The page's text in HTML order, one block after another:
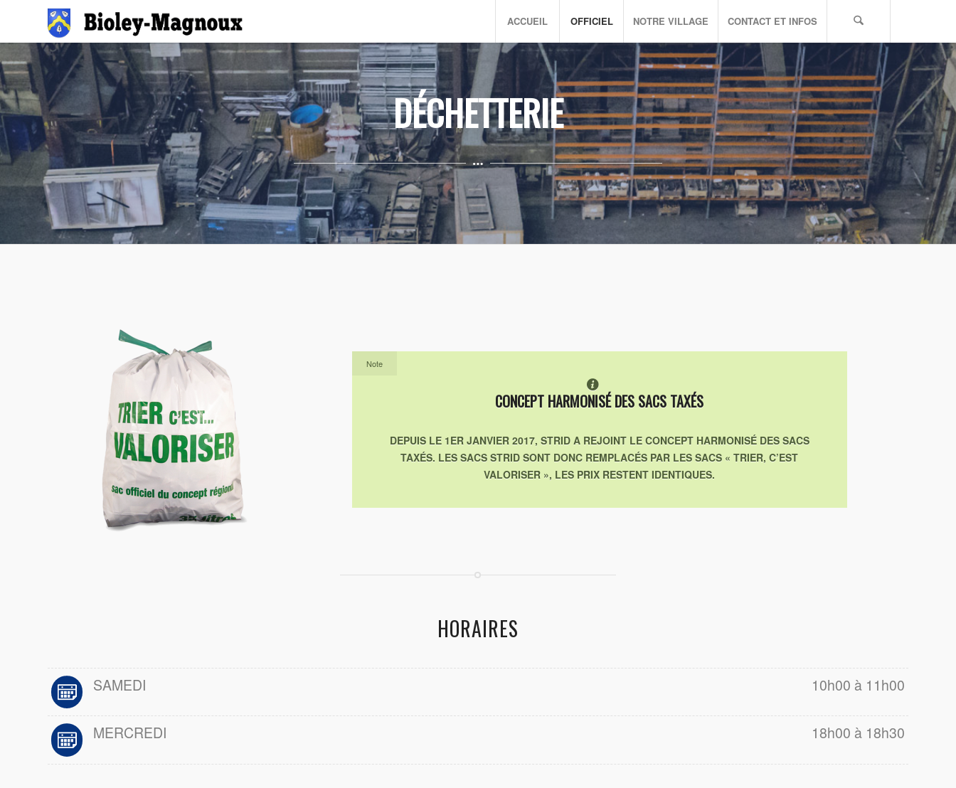
ACCUEIL OFFICIEL NOTRE VILLAGE CONTACT ET INFOS
DÉCHETTERIE
Note
CONCEPT HARMONISÉ DES SACS TAXÉS
DEPUIS LE 1ER JANVIER 2017, STRID A REJOINT LE CONCEPT HARMONISÉ DES SACS
TAXÉS. LES SACS STRID SONT DONC REMPLACÉS PAR LES SACS « TRIER, C’EST
VALORISER », LES PRIX RESTENT IDENTIQUES.
HORAIRES
SAMEDI 10h00 à 11h00
MERCREDI 18h00 à 18h30